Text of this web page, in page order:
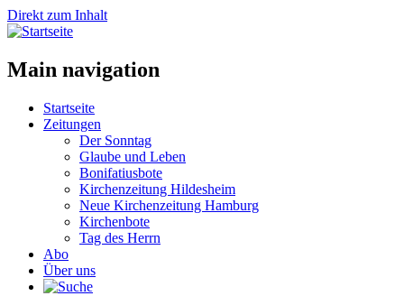
Direkt zum Inhalt
Main navigation
Startseite
Zeitungen
Der Sonntag
Glaube und Leben
Bonifatiusbote
Kirchenzeitung Hildesheim
Neue Kirchenzeitung Hamburg
Kirchenbote
Tag des Herrn
Abo
Über uns